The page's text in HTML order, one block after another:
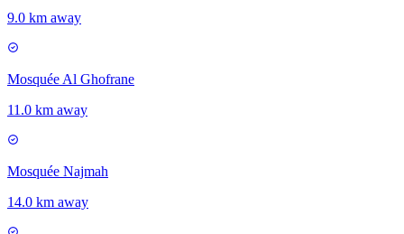
9.0 km away
Mosquée Al Ghofrane
11.0 km away
Mosquée Najmah
14.0 km away